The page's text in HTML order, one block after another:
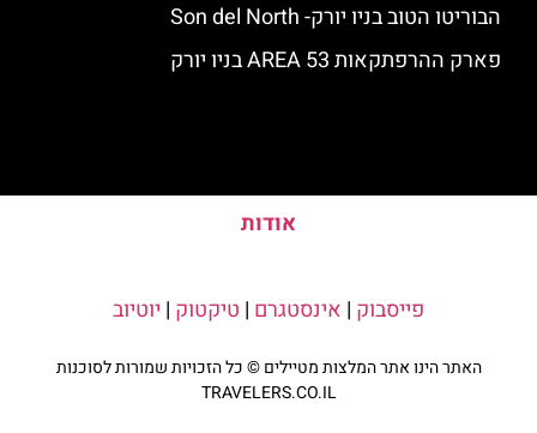
הבוריטו הטוב בניו יורק- Son del North
פארק ההרפתקאות AREA 53 בניו יורק
אודות
פייסבוק | אינסטגרם | טיקטוק | יוטיוב
האתר הינו אתר המלצות מטיילים © כל הזכויות שמורות לסוכנות
TRAVELERS.CO.IL